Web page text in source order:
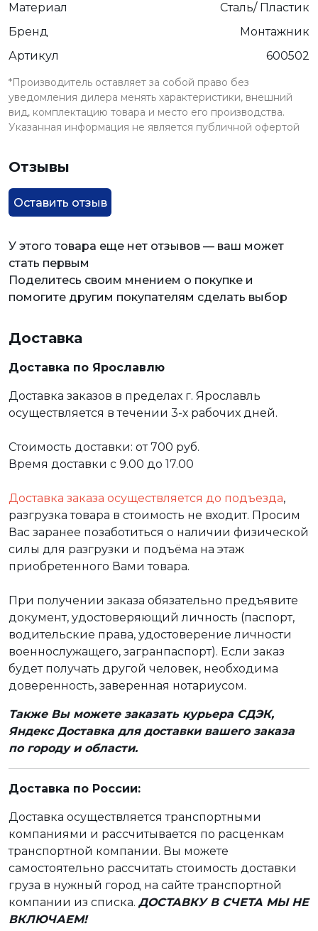
Материал
Сталь/ Пластик
Бренд
Монтажник
Артикул
600502
*Производитель оставляет за собой право без
уведомления дилера менять характеристики, внешний
вид, комплектацию товара и место его производства.
Указанная информация не является публичной офертой
Отзывы
Оставить отзыв
У этого товара еще нет отзывов — ваш может
стать первым
Поделитесь своим мнением о покупке и
помогите другим покупателям сделать выбор
Доставка
Доставка по Ярославлю
Доставка заказов в пределах г. Ярославль
осуществляется в течении 3-х рабочих дней.
Стоимость доставки: от 700 руб.
Время доставки с 9.00 до 17.00
Доставка заказа осуществляется до подъезда,
разгрузка товара в стоимость не входит. Просим
Вас заранее позаботиться о наличии физической
силы для разгрузки и подъёма на этаж
приобретенного Вами товара.
При получении заказа обязательно предъявите
документ, удостоверяющий личность (паспорт,
водительские права, удостоверение личности
военнослужащего, загранпаспорт). Если заказ
будет получать другой человек, необходима
доверенность, заверенная нотариусом.
Также Вы можете заказать курьера СДЭК,
Яндекс Доставка для доставки вашего заказа
по городу и области.
Доставка по России:
Доставка осуществляется транспортными
компаниями и рассчитывается по расценкам
транспортной компании. Вы можете
самостоятельно рассчитать стоимость доставки
груза в нужный город на сайте транспортной
компании из списка. ДОСТАВКУ В СЧЕТА МЫ НЕ
ВКЛЮЧАЕМ!